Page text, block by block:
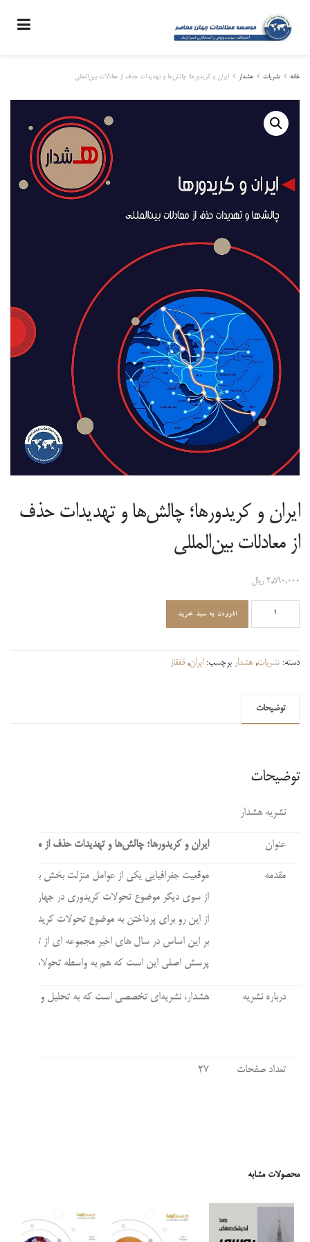
خانه نشریات هشدار ایران و کریدورها؛ چالش‌ها و تهدیدات حذف از معادلات بین‌المللی
ایران و کریدورها؛ چالش‌ها و تهدیدات حذف
از معادلات بین‌المللی
۲,۵۹۰,۰۰۰ ریال
و
و
افزودن به سبد خرید
دسته: نشریات, هشدار برچسب:ایران, قفقاز
توضیحات
توضیحات
نشریه هشدار
عنوان ایران و کریدورها؛ چالش‌ها و تهدیدات حذف از معادلات
مقدمه
موقعیت جغرافیایی یکی از عوامل منزلت بخش به ایران
از سوی دیگر موضوع تحولات کریدوری در جهان و
از این رو برای پرداختن به موضوع تحولات کریدوری
بر این اساس در سال های اخیر مجموعه ای از تحولات
پرسش اصلی این است که هم به واسطه تحولات قفقاز و هم
درباره نشریه هشدار، نشریه‌ای تخصصی است که به تحلیل و بررسی
تعداد صفحات ۲۷
محصولات مشابه